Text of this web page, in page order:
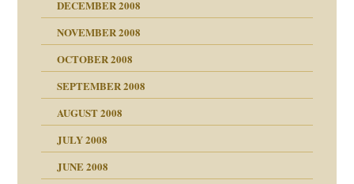
DECEMBER 2008
NOVEMBER 2008
OCTOBER 2008
SEPTEMBER 2008
AUGUST 2008
JULY 2008
JUNE 2008